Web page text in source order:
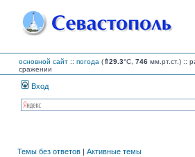
основной сайт :: погода (⇑29.3°C, 746 мм.рт.ст.) ::
сражении
Вход
Темы без ответов | Активные темы